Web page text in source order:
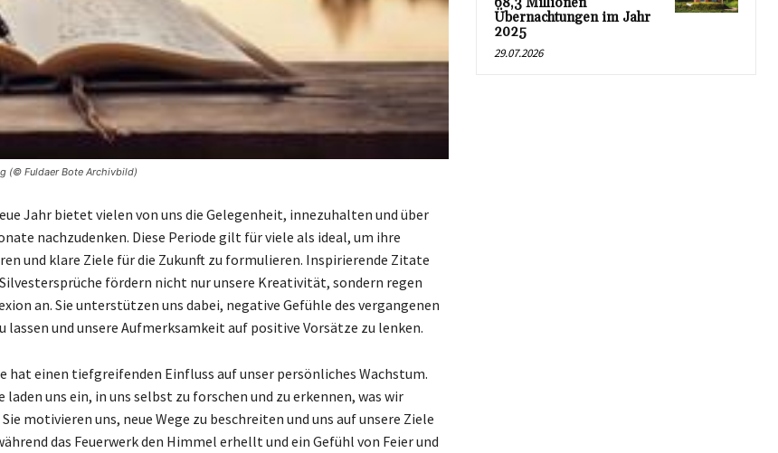
(© Fuldaer Bote Archivbild)
Jahr bietet vielen von uns die Gelegenheit, innezuhalten und über
nachzudenken. Diese Periode gilt für viele als ideal, um ihre
und klare Ziele für die Zukunft zu formulieren. Inspirierende Zitate
fördern nicht nur unsere Kreativität, sondern regen
an. Sie unterstützen uns dabei, negative Gefühle des vergangenen
lassen und unsere Aufmerksamkeit auf positive Vorsätze zu lenken.
hat einen tiefgreifenden Einfluss auf unser persönliches Wachstum.
uns ein, in uns selbst zu forschen und zu erkennen, was wir
motivieren uns, neue Wege zu beschreiten und uns auf unsere Ziele
das Feuerwerk den Himmel erhellt und ein Gefühl von Feier und
Übernachtungen im Jahr
2025
29.07.2026